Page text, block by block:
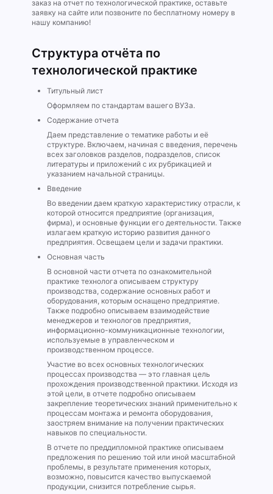
заказ на отчет по технологической практике, оставьте
заявку на сайте или позвоните по бесплатному номеру в
нашу компанию!
Структура отчёта по
технологической практике
Титульный лист
Оформляем по стандартам вашего ВУЗа.
Содержание отчета
Даем представление о тематике работы и её
структуре. Включаем, начиная с введения, перечень
всех заголовков разделов, подразделов, список
литературы и приложений с их рубрикацией и
указанием начальной страницы.
Введение
Во введении даем краткую характеристику отрасли, к
которой относится предприятие (организация,
фирма), и основные функции его деятельности. Также
излагаем краткую историю развития данного
предприятия. Освещаем цели и задачи практики.
Основная часть
В основной части отчета по ознакомительной
практике технолога описываем структуру
производства, содержание основных работ и
оборудования, которым оснащено предприятие.
Также подробно описываем взаимодействие
менеджеров и технологов предприятия,
информационно-коммуникационные технологии,
используемые в управленческом и
производственном процессе.
Участие во всех основных технологических
процессах производства — это главная цель
прохождения производственной практики. Исходя из
этой цели, в отчете подробно описываем
закрепление теоретических знаний применительно к
процессам монтажа и ремонта оборудования,
заостряем внимание на получении практических
навыков по специальности.
В отчете по преддипломной практике описываем
предложения по решению той или иной масштабной
проблемы, в результате применения которых,
возможно, повысится качество выпускаемой
продукции, снизится потребление сырья.